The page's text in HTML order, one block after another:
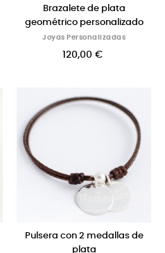
Brazalete de plata
geométrico personalizado
Joyas Personalizadas
120,00 €
Pulsera con 2 medallas de
plata